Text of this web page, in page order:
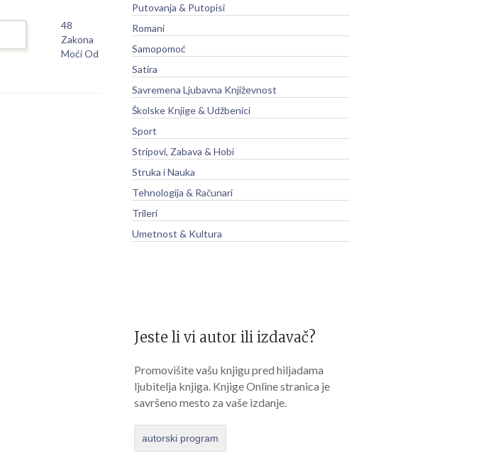
48
Zakona
Moći Od
Putovanja & Putopisi
Romani
Samopomoć
Satira
Savremena Ljubavna Književnost
Školske Knjige & Udžbenici
Sport
Stripovi, Zabava & Hobi
Struka i Nauka
Tehnologija & Računari
Trileri
Umetnost & Kultura
Jeste li vi autor ili izdavač?
Promovišite vašu knjigu pred hiljadama
ljubitelja knjiga. Knjige Online stranica je
savršeno mesto za vaše izdanje.
autorski program